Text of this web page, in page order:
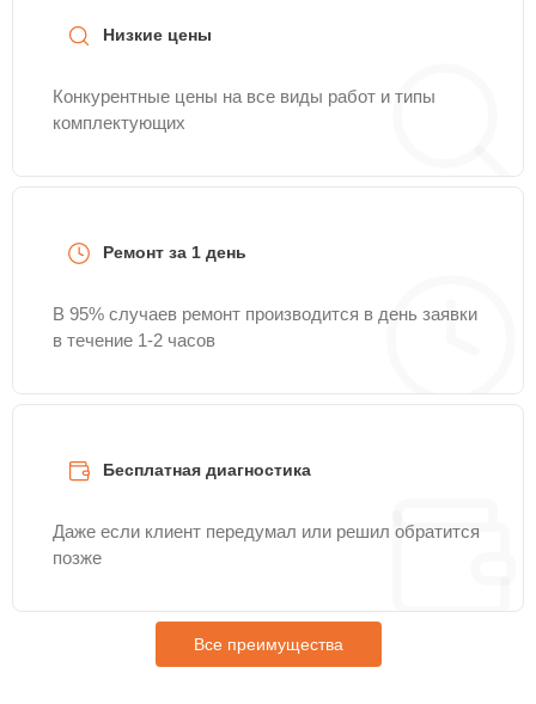
Низкие цены
Конкурентные цены на все виды работ и типы
комплектующих
Ремонт за 1 день
В 95% случаев ремонт производится в день заявки
в течение 1-2 часов
Бесплатная диагностика
Даже если клиент передумал или решил обратится
позже
Все преимущества